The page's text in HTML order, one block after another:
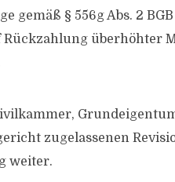
gemäß § 556g Abs. 2 BGB
Rückzahlung überhöhter
zugelassenen
weiter.